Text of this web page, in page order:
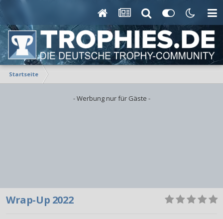
Startseite
- Werbung nur für Gäste -
Wrap-Up 2022